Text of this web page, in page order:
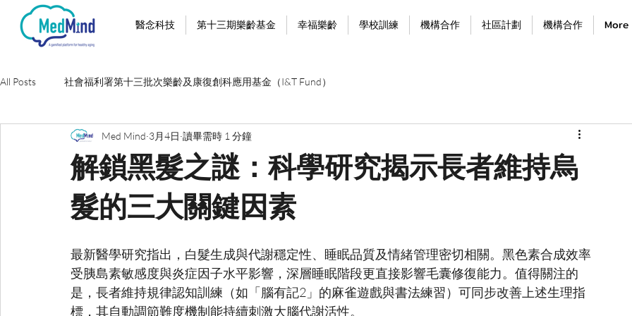
醫念科技 第十三期樂齡基金 幸福樂齡 學校訓練 機構合作 社區計劃 機構合作 More
All Posts 社會福利署第十三批次樂齡及康復創科應用基金（I&T Fund）
解鎖黑髮之謎：科學研究揭示長者維持烏
髮的三大關鍵因素
Med Mind 3月4日 讀畢需時 1 分鐘
最新醫學研究指出，白髮生成與代謝穩定性、睡眠品質及情緒管理密切相關。黑色素合成效率
受胰島素敏感度與炎症因子水平影響，深層睡眠階段更直接影響毛囊修復能力。值得關注的
是，長者維持規律認知訓練（如「腦有記2」的麻雀遊戲與書法練習）可同步改善上述生理指